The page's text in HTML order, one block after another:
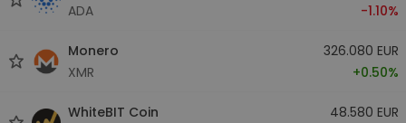
ADA
-1.10%
Monero
XMR
326.080 EUR
+0.50%
WhiteBIT Coin
48.580 EUR